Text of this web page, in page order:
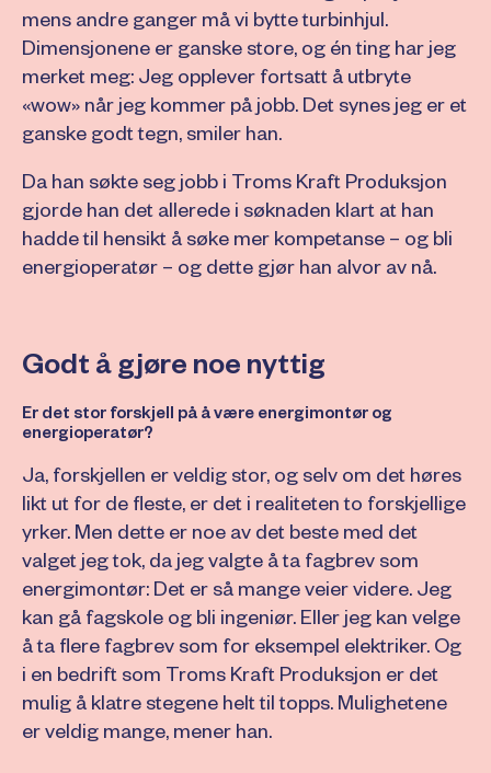
mens andre ganger må vi bytte turbinhjul.
Dimensjonene er ganske store, og én ting har jeg
merket meg: Jeg opplever fortsatt å utbryte
«wow» når jeg kommer på jobb. Det synes jeg er et
ganske godt tegn, smiler han.
Da han søkte seg jobb i Troms Kraft Produksjon
gjorde han det allerede i søknaden klart at han
hadde til hensikt å søke mer kompetanse – og bli
energioperatør – og dette gjør han alvor av nå.
Godt å gjøre noe nyttig
Er det stor forskjell på å være energimontør og
energioperatør?
Ja, forskjellen er veldig stor, og selv om det høres
likt ut for de fleste, er det i realiteten to forskjellige
yrker. Men dette er noe av det beste med det
valget jeg tok, da jeg valgte å ta fagbrev som
energimontør: Det er så mange veier videre. Jeg
kan gå fagskole og bli ingeniør. Eller jeg kan velge
å ta flere fagbrev som for eksempel elektriker. Og
i en bedrift som Troms Kraft Produksjon er det
mulig å klatre stegene helt til topps. Mulighetene
er veldig mange, mener han.